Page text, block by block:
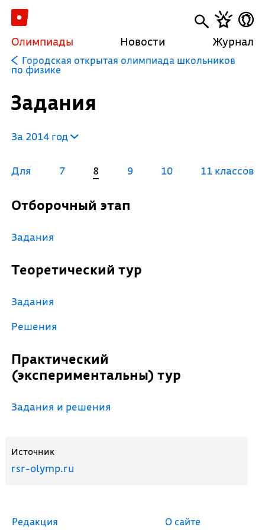
Олимпиады Новости Журнал
Городская открытая олимпиада школьников
по физике
Задания
За 2014 год
Для 7 8 9 10 11 классов
Отборочный этап
Задания
Теоретический тур
Задания
Решения
Практический
(экспериментальны) тур
Задания и решения
Источник
rsr-olymp.ru
Редакция О сайте